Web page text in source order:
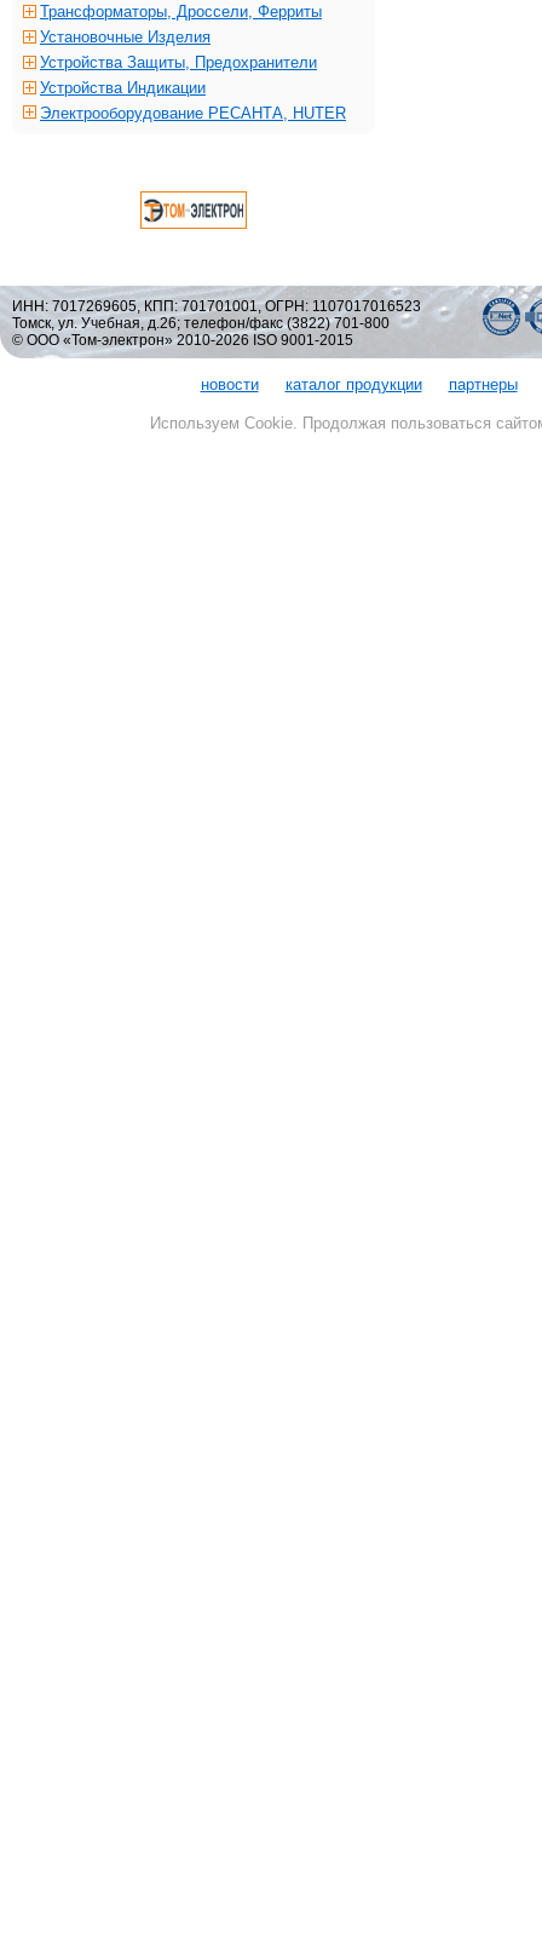
Трансформаторы, Дроссели, Ферриты
Установочные Изделия
Устройства Защиты, Предохранители
Устройства Индикации
Электрооборудование РЕСАНТА, HUTER
ИНН: 7017269605, КПП: 701701001, ОГРН: 1107017016523
Томск, ул. Учебная, д.26; телефон/факс (3822) 701-800
© ООО «Том-электрон» 2010-2026 ISO 9001-2015
новости каталог продукции партнеры
Используем Cookie. Продолжая пользоваться